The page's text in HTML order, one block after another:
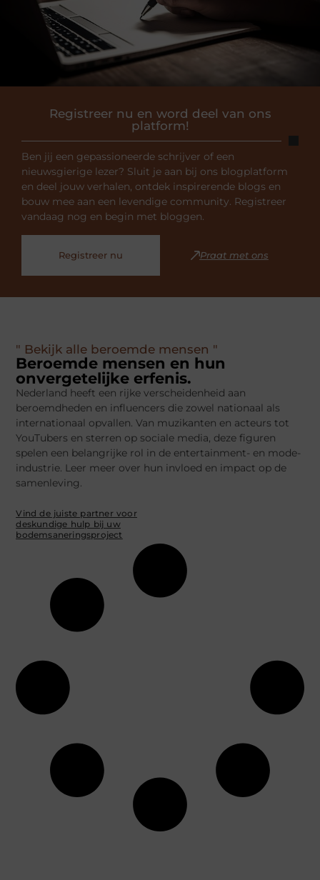
Registreer nu en word deel van ons
platform!
Ben jij een gepassioneerde schrijver of een
nieuwsgierige lezer? Sluit je aan bij ons blogplatform
en deel jouw verhalen, ontdek inspirerende blogs en
bouw mee aan een levendige community. Registreer
vandaag nog en begin met bloggen.
Registreer nu Praat met ons
" Bekijk alle beroemde mensen "
Beroemde mensen en hun
onvergetelijke erfenis.
Nederland heeft een rijke verscheidenheid aan
beroemdheden en influencers die zowel nationaal als
internationaal opvallen. Van muzikanten en acteurs tot
YouTubers en sterren op sociale media, deze figuren
spelen een belangrijke rol in de entertainment- en mode-
industrie. Leer meer over hun invloed en impact op de
samenleving.
Vind de juiste partner voor
deskundige hulp bij uw
bodemsaneringsproject